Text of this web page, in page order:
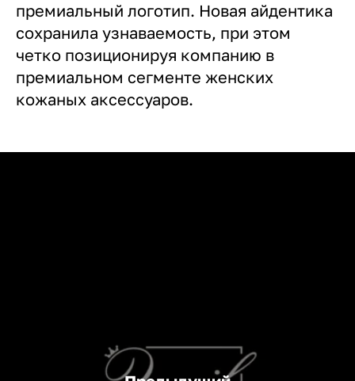
премиальный логотип. Новая айдентика
сохранила узнаваемость, при этом
четко позиционируя компанию в
премиальном сегменте женских
кожаных аксессуаров.